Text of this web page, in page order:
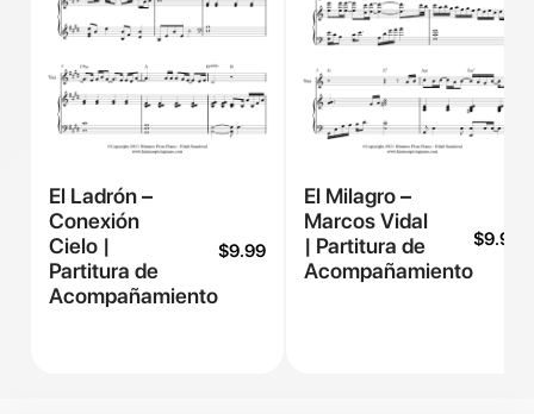
El Ladrón –
Conexión
Cielo |
Partitura de
Acompañamiento
$9.99
El Milagro –
Marcos Vidal
| Partitura de
Acompañamiento
$9.99